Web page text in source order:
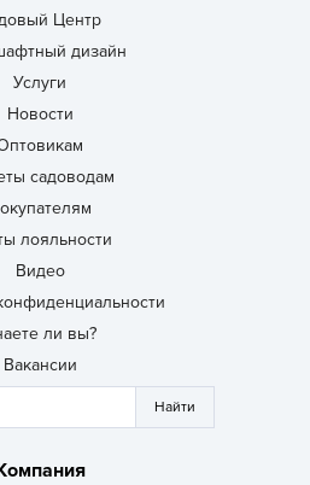
Центр
дизайн
Услуги
Новости
садоводам
лояльности
Видео
ли вы?
Вакансии